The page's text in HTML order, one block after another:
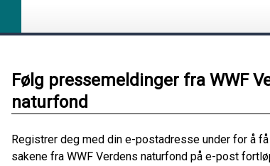
Følg pressemeldinger fra WWF
naturfond
Registrer deg med din e-postadresse under for å
sakene fra WWF Verdens naturfond på e-post